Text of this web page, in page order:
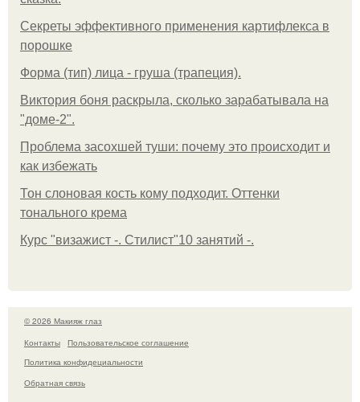
Секреты эффективного применения картифлекса в
порошке
Форма (тип) лица - груша (трапеция).
Виктория боня раскрыла, сколько зарабатывала на
"доме-2".
Проблема засохшей туши: почему это происходит и
как избежать
Тон слоновая кость кому подходит. Оттенки
тонального крема
Курс "визажист -. Стилист"10 занятий -.
© 2026 Макияж глаз
Контакты
Пользовательское соглашение
Политика конфидециальности
Обратная связь